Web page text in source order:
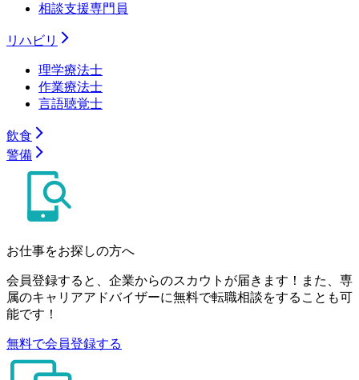
相談支援専門員
リハビリ
理学療法士
作業療法士
言語聴覚士
飲食
警備
お仕事をお探しの方へ
会員登録すると、企業からのスカウトが届きます！また、専
属のキャリアアドバイザーに無料で転職相談をすることも可
能です！
無料で会員登録する